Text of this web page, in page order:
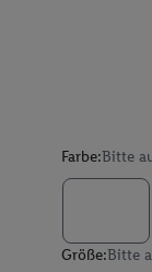
Farbe:Bitte
Größe:Bitte